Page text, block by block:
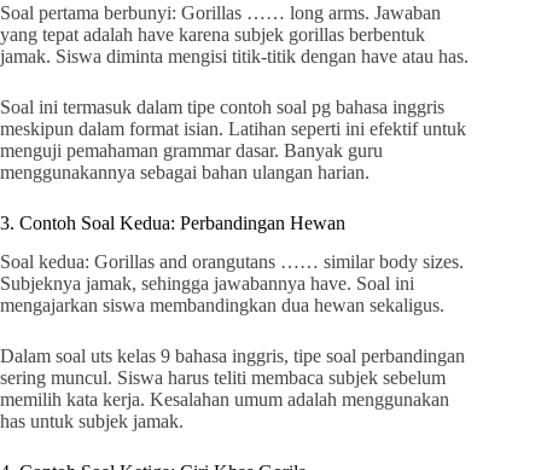
Soal pertama berbunyi: Gorillas …… long arms. Jawaban
yang tepat adalah have karena subjek gorillas berbentuk
jamak. Siswa diminta mengisi titik-titik dengan have atau has.
Soal ini termasuk dalam tipe contoh soal pg bahasa inggris
meskipun dalam format isian. Latihan seperti ini efektif untuk
menguji pemahaman grammar dasar. Banyak guru
menggunakannya sebagai bahan ulangan harian.
3. Contoh Soal Kedua: Perbandingan Hewan
Soal kedua: Gorillas and orangutans …… similar body sizes.
Subjeknya jamak, sehingga jawabannya have. Soal ini
mengajarkan siswa membandingkan dua hewan sekaligus.
Dalam soal uts kelas 9 bahasa inggris, tipe soal perbandingan
sering muncul. Siswa harus teliti membaca subjek sebelum
memilih kata kerja. Kesalahan umum adalah menggunakan
has untuk subjek jamak.